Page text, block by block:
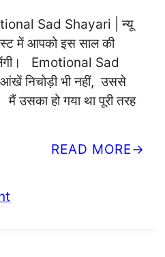
Sad Shayari | न्यू
में आपको इस साल की
Emotional Sad
निचोड़ी भी नहीं, उससे
मैं उसका हो गया था पूरी तरह
READ MORE